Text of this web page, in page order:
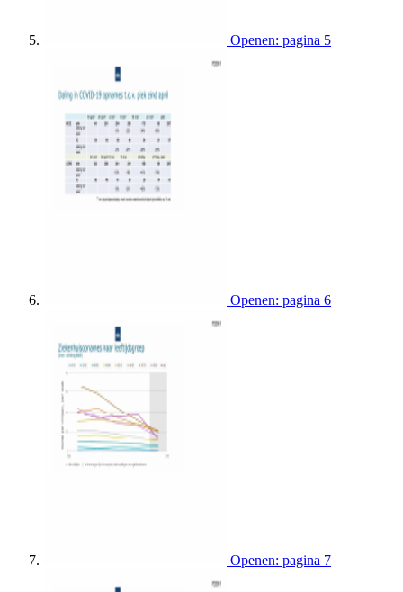
Openen: pagina 5
Openen: pagina 6
Openen: pagina 7